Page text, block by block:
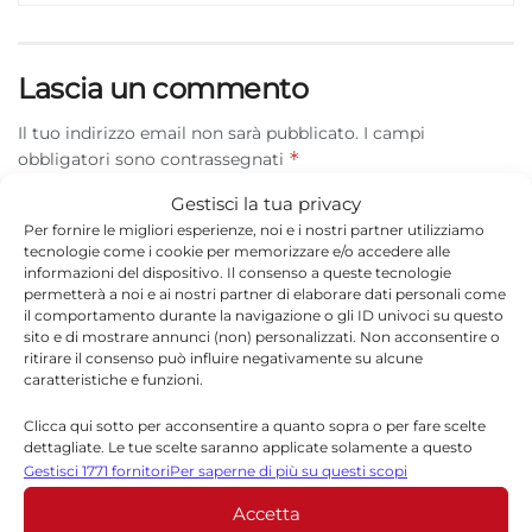
Gestisci la tua privacy
Per fornire le migliori esperienze, noi e i nostri partner utilizziamo
tecnologie come i cookie per memorizzare e/o accedere alle
informazioni del dispositivo. Il consenso a queste tecnologie
permetterà a noi e ai nostri partner di elaborare dati personali come
il comportamento durante la navigazione o gli ID univoci su questo
sito e di mostrare annunci (non) personalizzati. Non acconsentire o
ritirare il consenso può influire negativamente su alcune
caratteristiche e funzioni.
Clicca qui sotto per acconsentire a quanto sopra o per fare scelte
dettagliate. Le tue scelte saranno applicate solamente a questo
sito. È possibile modificare le impostazioni in qualsiasi momento,
compreso il ritiro del consenso, utilizzando i pulsanti della Cookie
Policy o cliccando sul pulsante di gestione del consenso nella parte
Gestisci 1771 fornitoriPer saperne di più su questi scopi
Accetta
Lascia un commento
Il tuo indirizzo email non sarà pubblicato. I campi
obbligatori sono contrassegnati *